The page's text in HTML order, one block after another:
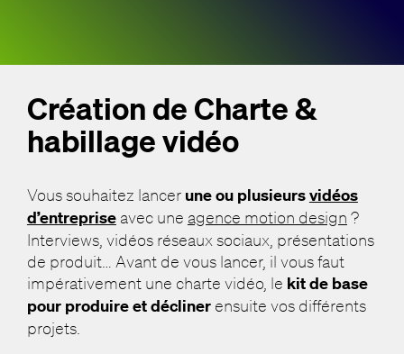
Création de Charte &
habillage vidéo
Vous souhaitez lancer une ou plusieursvidéos
d’entrepriseavec une agence motion design ?
Interviews, vidéos réseaux sociaux, présentations
de produit… Avant de vous lancer, il vous faut
impérativement une charte vidéo, le kit de base
pour produire et déclinerensuite vos différents
projets.